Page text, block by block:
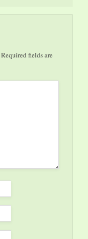
Required fields are